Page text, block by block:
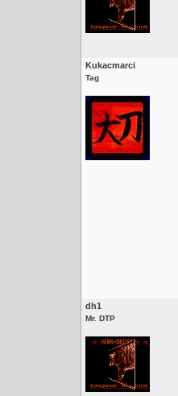
Kukacmarci
Tag
dh1
Mr. DTP